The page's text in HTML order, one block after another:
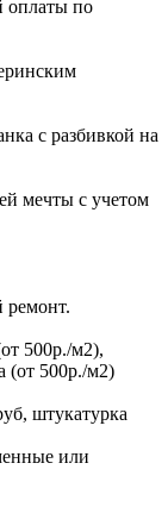
оплаты по
с разбивкой на
мечты с учетом
ремонт.
500р./м2),
(от 500р./м2)
штукатурка
или